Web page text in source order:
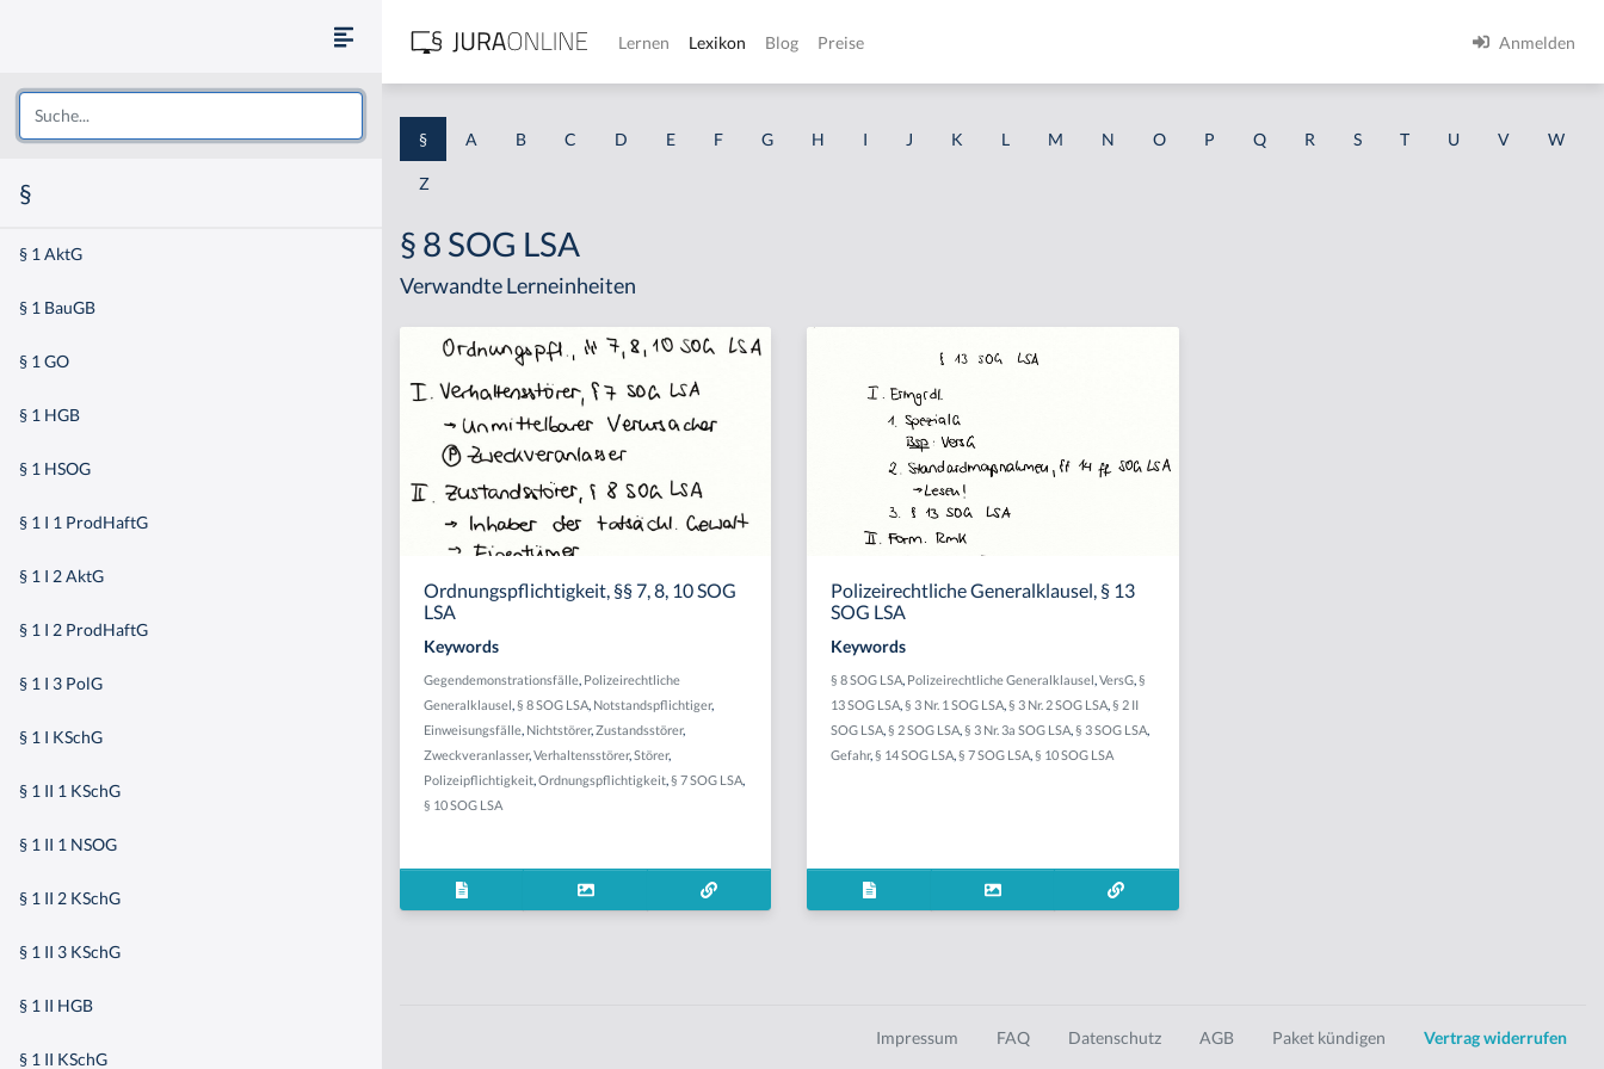
§
§ 1 AktG
§ 1 BauGB
§ 1 GO
§ 1 HGB
§ 1 HSOG
§ 1 I 1 ProdHaftG
§ 1 I 2 AktG
§ 1 I 2 ProdHaftG
§ 1 I 3 PolG
§ 1 I KSchG
§ 1 II 1 KSchG
§ 1 II 1 NSOG
§ 1 II 2 KSchG
§ 1 II 3 KSchG
§ 1 II HGB
§ 1 II KSchG
Lernen Lexikon Blog Preise Anmelden
§ A B C D E F G H I J K L M N O P Q R S T U V W
Z
§ 8 SOG LSA
Verwandte Lerneinheiten
Ordnungspflichtigkeit, §§ 7, 8, 10 SOG
LSA
Keywords
Gegendemonstrationsfälle, Polizeirechtliche
Generalklausel,§ 8 SOG LSA, Notstandspflichtiger,
Einweisungsfälle, Nichtstörer,Zustandsstörer,
Zweckveranlasser,Verhaltensstörer,Störer,
Polizeipflichtigkeit,Ordnungspflichtigkeit,§ 7 SOG LSA,
§ 10 SOG LSA
Polizeirechtliche Generalklausel, § 13
SOG LSA
Keywords
§ 8 SOG LSA, Polizeirechtliche Generalklausel,VersG,§
13 SOG LSA,§ 3 Nr. 1 SOG LSA,§ 3 Nr. 2 SOG LSA,§ 2 II
SOG LSA,§ 2 SOG LSA,§ 3 Nr. 3a SOG LSA,§ 3 SOG LSA,
Gefahr,§ 14 SOG LSA,§ 7 SOG LSA,§ 10 SOG LSA
Impressum FAQ Datenschutz AGB Paket kündigen Vertrag widerrufen